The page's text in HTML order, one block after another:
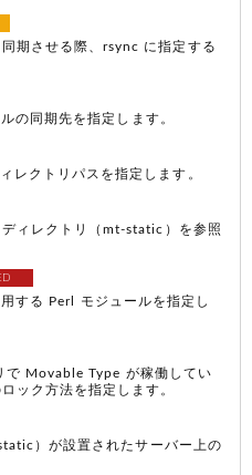
期させる際、rsync に指定する
の同期先を指定します。
レクトリパスを指定します。
ィレクトリ（mt-static）を参照
する Perl モジュールを指定し
で Movable Type が稼働してい
ック方法を指定します。
）が設置されたサーバー上の